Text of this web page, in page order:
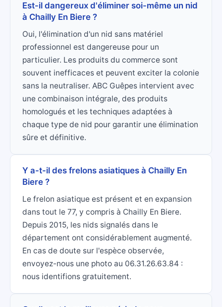
Est-il dangereux d'éliminer soi-même un nid
à Chailly En Biere ?
Oui, l'élimination d'un nid sans matériel
professionnel est dangereuse pour un
particulier. Les produits du commerce sont
souvent inefficaces et peuvent exciter la colonie
sans la neutraliser. ABC Guêpes intervient avec
une combinaison intégrale, des produits
homologués et les techniques adaptées à
chaque type de nid pour garantir une élimination
sûre et définitive.
Y a-t-il des frelons asiatiques à Chailly En
Biere ?
Le frelon asiatique est présent et en expansion
dans tout le 77, y compris à Chailly En Biere.
Depuis 2015, les nids signalés dans le
département ont considérablement augmenté.
En cas de doute sur l'espèce observée,
envoyez-nous une photo au 06.31.26.63.84 :
nous identifions gratuitement.